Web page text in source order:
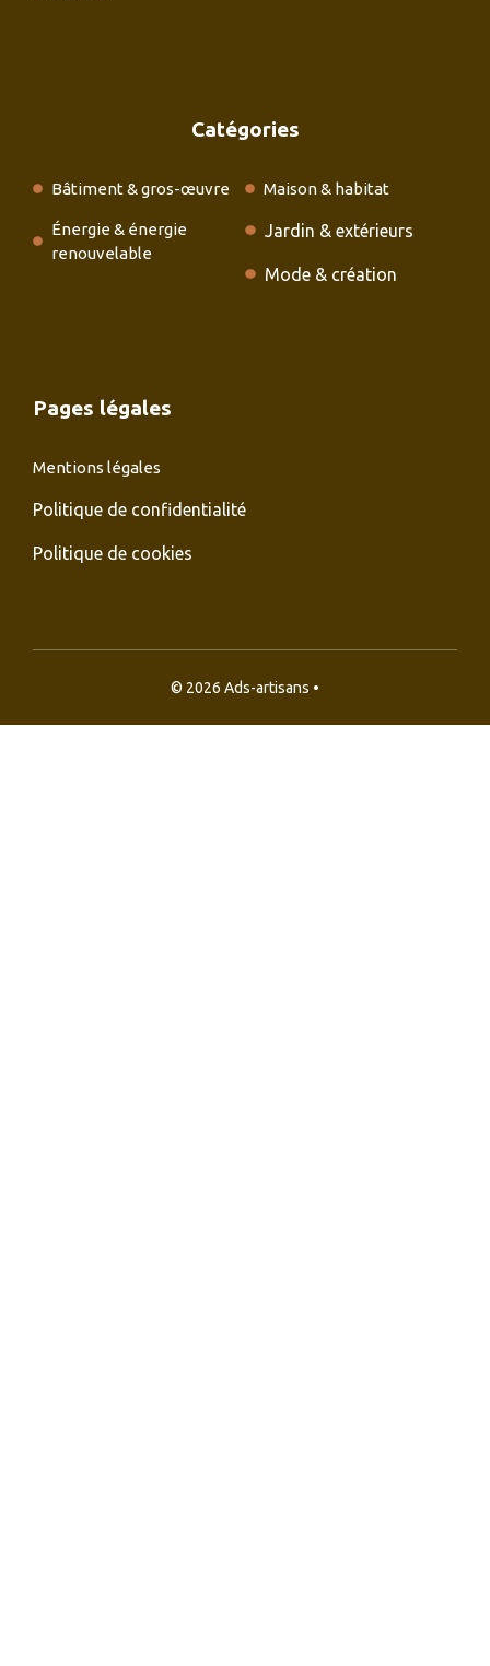
Catégories
Bâtiment & gros-œuvre
Énergie & énergie
renouvelable
Maison & habitat
Jardin & extérieurs
Mode & création
Pages légales
Mentions légales
Politique de confidentialité
Politique de cookies
© 2026 Ads-artisans •